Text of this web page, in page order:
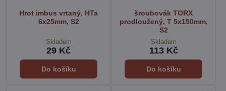
Hrot imbus vrtaný, HTa
6x25mm, S2
Skladem
29 Kč
Do košíku
šroubovák TORX
prodloužený, T 5x150mm,
S2
Skladem
113 Kč
Do košíku